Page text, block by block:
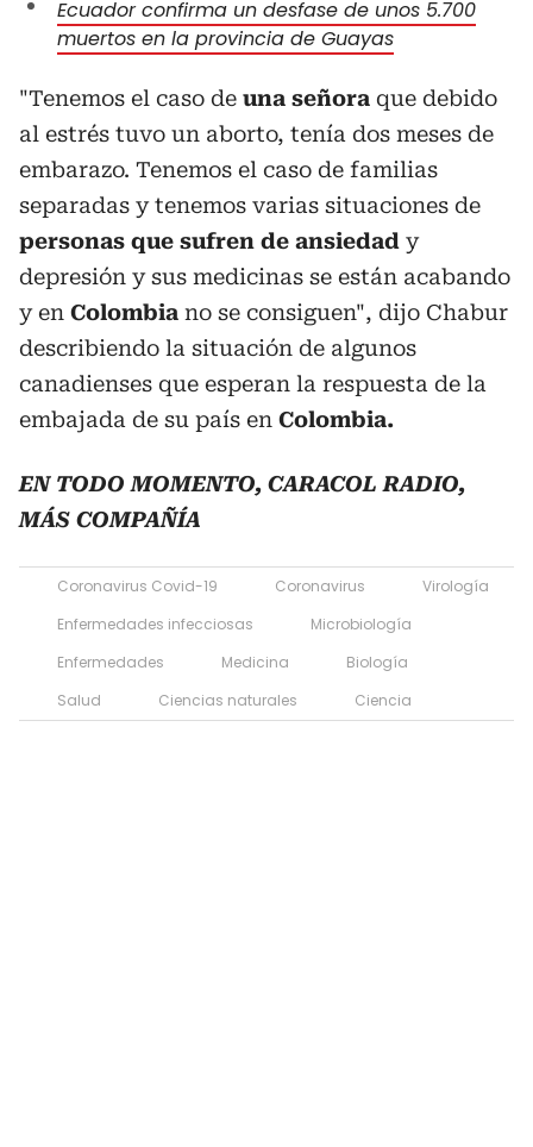
Ecuador confirma un desfase de unos 5.700
muertos en la provincia de Guayas
"Tenemos el caso de una señora que debido
al estrés tuvo un aborto, tenía dos meses de
embarazo. Tenemos el caso de familias
separadas y tenemos varias situaciones de
personas que sufren de ansiedad y
depresión y sus medicinas se están acabando
y en Colombia no se consiguen", dijo Chabur
describiendo la situación de algunos
canadienses que esperan la respuesta de la
embajada de su país en Colombia.
EN TODO MOMENTO, CARACOL RADIO,
MÁS COMPAÑÍA
Coronavirus Covid-19 Coronavirus
Virología
Enfermedades infecciosas
Microbiología
Enfermedades
Medicina
Biología
Salud
Ciencias naturales Ciencia